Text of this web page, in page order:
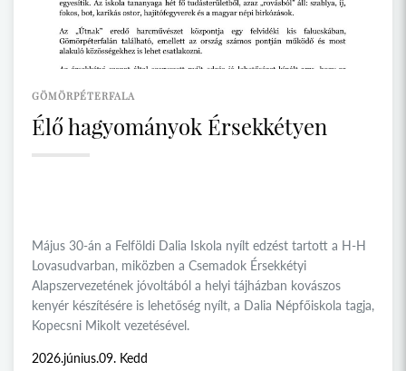
GÖMÖRPÉTERFALA
Élő hagyományok Érsekkétyen
Május 30-án a Felföldi Dalia Iskola nyílt edzést tartott a H-H
Lovasudvarban, miközben a Csemadok Érsekkétyi
Alapszervezetének jóvoltából a helyi tájházban kovászos
kenyér készítésére is lehetőség nyílt, a Dalia Népfőiskola tagja,
Kopecsni Mikolt vezetésével.
2026.június.09. Kedd